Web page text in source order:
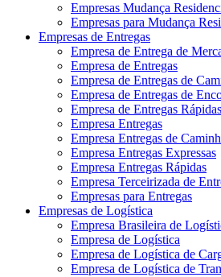
Empresas Mudança
Empresas para Mudança
Empresas de Entregas
Empresa de Entrega de
Empresa de Entregas
Empresa de Entregas de
Empresa de Entregas de
Empresa de Entregas Rápidas
Empresa Entregas
Empresa Entregas de
Empresa Entregas Expressas
Empresa Entregas Rápidas
Empresa Terceirizada de
Empresas para Entregas
Empresas de Logística
Empresa Brasileira de
Empresa de Logística
Empresa de Logística de
Empresa de Logística de